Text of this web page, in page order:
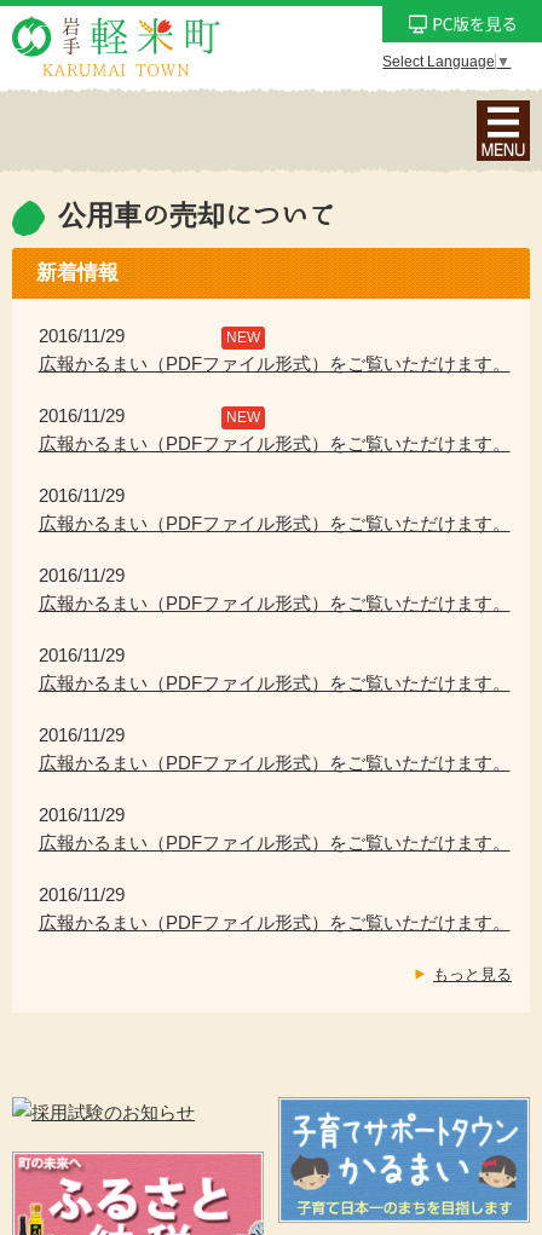
Select Language ▼
ナ
ビ
ョ
ン
ニ
を
公用車の売却について
新着情報
2016/11/29 NEW
広報かるまい（PDFファイル形式）をご覧いただけます。
2016/11/29 NEW
広報かるまい（PDFファイル形式）をご覧いただけます。
2016/11/29
広報かるまい（PDFファイル形式）をご覧いただけます。
2016/11/29
広報かるまい（PDFファイル形式）をご覧いただけます。
2016/11/29
広報かるまい（PDFファイル形式）をご覧いただけます。
2016/11/29
広報かるまい（PDFファイル形式）をご覧いただけます。
2016/11/29
広報かるまい（PDFファイル形式）をご覧いただけます。
2016/11/29
広報かるまい（PDFファイル形式）をご覧いただけます。
もっと見る